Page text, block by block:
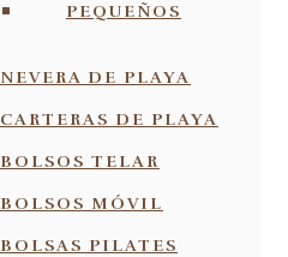
PEQUEÑOS
NEVERA DE PLAYA
CARTERAS DE PLAYA
BOLSOS TELAR
BOLSOS MÓVIL
BOLSAS PILATES